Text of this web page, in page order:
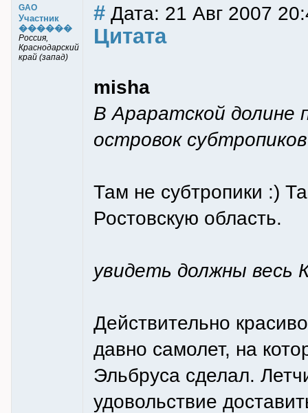
GAO
Участник
������
Россия,
Краснодарский
край (запад)
# Дата: 21 Авг 2007
Цитата
misha
В Араратской
островок
Там не субтропики :)
Ростовскую область.
увидеть должны весь
Действительно
давно самолет, на
Эльбруса сделал.
удовольствие